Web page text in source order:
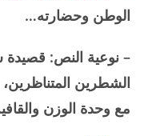
الوطن وحضارته…
– نوعية النص: قصيدة
الشطرين المتناظرين،
مع وحدة الوزن